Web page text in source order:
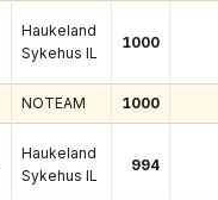
Haukeland
Sykehus IL
1000
NOTEAM 1000
Haukeland
Sykehus IL
994